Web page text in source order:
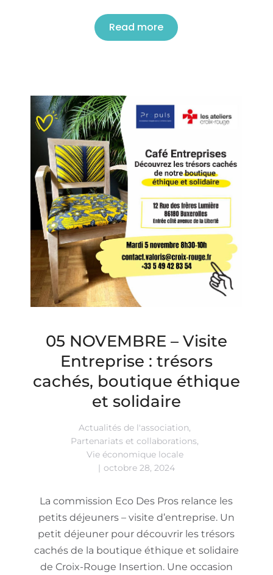
Read more
05 NOVEMBRE – Visite
Entreprise : trésors
cachés, boutique éthique
et solidaire
Actualités de l'association,
Partenariats et collaborations,
Vie économique locale
octobre 28, 2024
La commission Eco Des Pros relance les
petits déjeuners – visite d’entreprise. Un
petit déjeuner pour découvrir les trésors
cachés de la boutique éthique et solidaire
de Croix-Rouge Insertion. Une occasion